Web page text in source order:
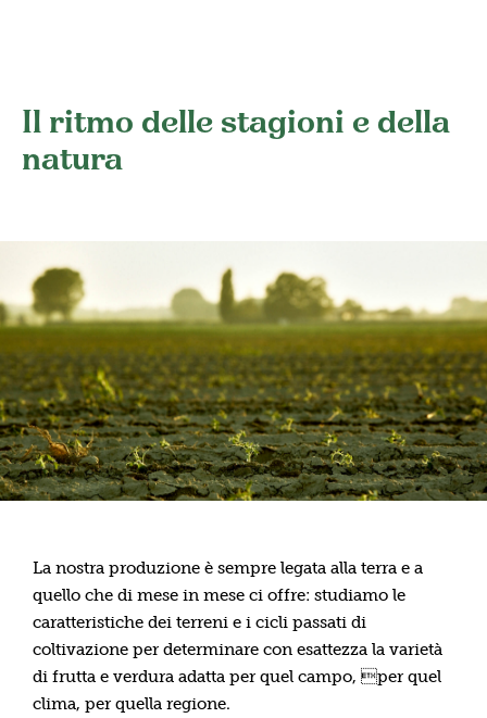
Il ritmo delle stagioni e della
natura
La nostra produzione è sempre legata alla terra e a
quello che di mese in mese ci offre: studiamo le
caratteristiche dei terreni e i cicli passati di
coltivazione per determinare con esattezza la varietà
di frutta e verdura adatta per quel campo, per quel
clima, per quella regione.